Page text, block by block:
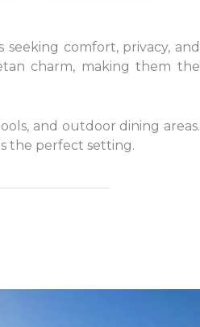
comfort, privacy, and
charm, making them the
and outdoor dining areas.
the perfect setting.